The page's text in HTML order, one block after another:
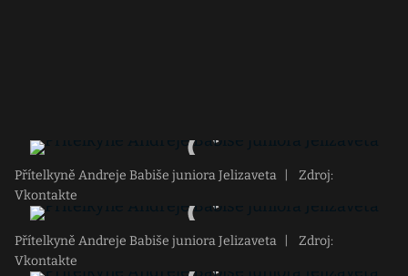
Přítelkyně Andreje Babiše juniora Jelizaveta
Zdroj:
Vkontakte
Přítelkyně Andreje Babiše juniora Jelizaveta
Zdroj:
Vkontakte